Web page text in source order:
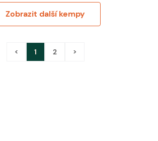
Zobrazit další kempy
< 1 2 >